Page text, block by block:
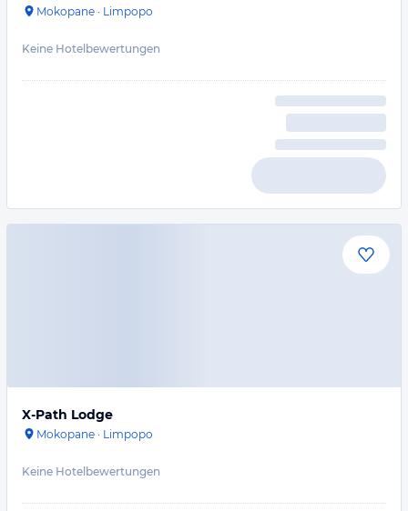
Mokopane · Limpopo
Keine Hotelbewertungen
X-Path Lodge
Mokopane · Limpopo
Keine Hotelbewertungen